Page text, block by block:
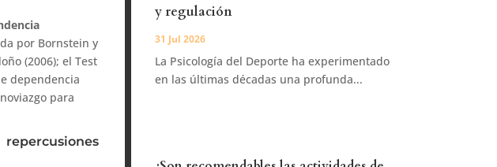
por Bornstein y
(2006); el Test
dependencia
para
y regulación
31 Jul 2026
La Psicología del Deporte ha experimentado
en las últimas décadas una profunda...